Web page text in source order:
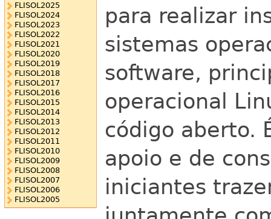
FLISOL2025
FLISOL2024
FLISOL2023
FLISOL2022
FLISOL2021
FLISOL2020
FLISOL2019
FLISOL2018
FLISOL2017
FLISOL2016
FLISOL2015
FLISOL2014
FLISOL2013
FLISOL2012
FLISOL2011
FLISOL2010
FLISOL2009
FLISOL2008
FLISOL2007
FLISOL2006
FLISOL2005
para realizar
sistemas
software,
operacional
código aberto.
apoio e de
iniciantes